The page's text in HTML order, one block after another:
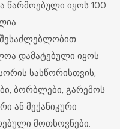
წარმოებული იყოს 100
დამატებული იყოს
სასწორისთვის,
ბორბლები, გარემოს
ან მექანიკური
მოთხოვნები.